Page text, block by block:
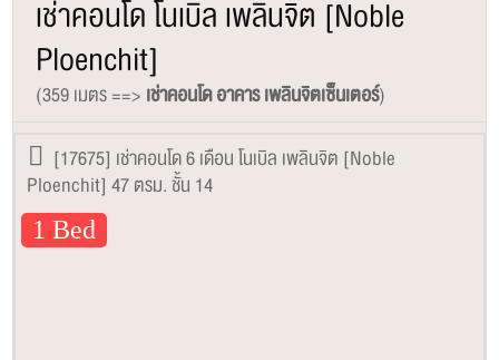
เช่าคอนโด โนเบิล เพลินจิต [Noble
Ploenchit]
(359 เมตร ==> เช่าคอนโด อาคาร เพลินจิตเซ็นเตอร์)
[17675] เช่าคอนโด 6 เดือน โนเบิล เพลินจิต [Noble
Ploenchit] 47 ตรม. ชั้น 14
1 Bed